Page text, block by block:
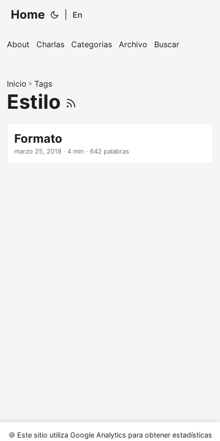
🍪 Este sitio utiliza Google Analytics para obtener estadísticas
Home En
About Charlas Categorias Archivo Buscar
Inicio » Tags
Estilo
Formato
marzo 25, 2018 · 4 min · 642 palabras